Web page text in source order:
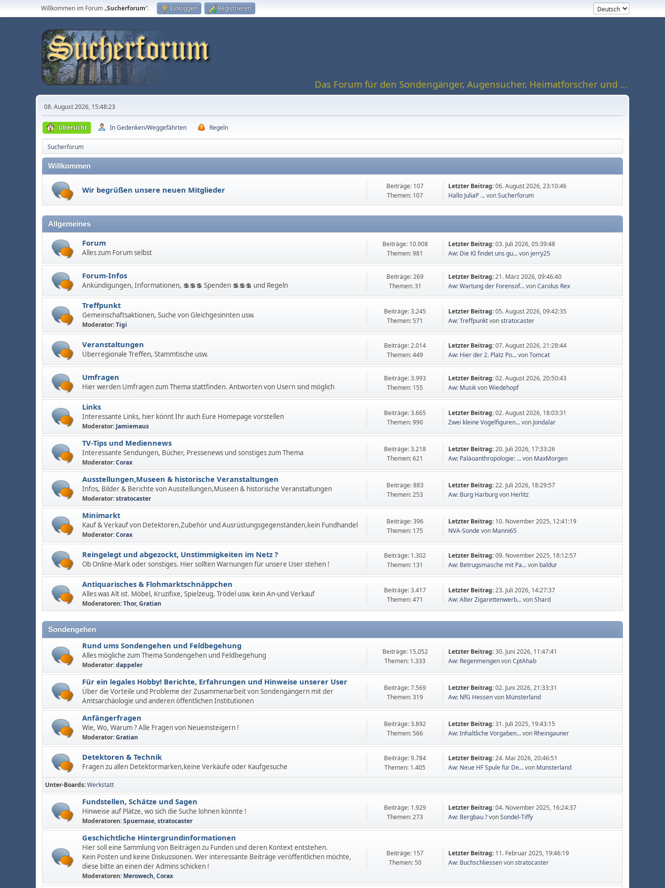
Willkommen im Forum „Sucherforum“. Einloggen Registrieren
Das Forum für den Sondengänger, Augensucher, Heimatforscher und ...
08. August 2026, 15:48:23
Übersicht In Gedenken/Weggefährten Regeln
Sucherforum
Willkommen
Wir begrüßen unsere neuen Mitglieder
Beiträge: 107
Themen: 107
Letzter Beitrag:06. August 2026, 23:10:46
Hallo JuliaP ...vonSucherforum
Allgemeines
Forum
Alles zum Forum selbst
Beiträge: 10.908
Themen: 981
Letzter Beitrag:03. Juli 2026, 05:39:48
Aw: Die KI findet uns gu...von jerry25
Forum-Infos
Ankündigungen, Informationen, 💲💲💲 Spenden 💲💲💲 und Regeln
Beiträge: 269
Themen: 31
Letzter Beitrag:21. März 2026, 09:46:40
Aw: Wartung der Forensof...vonCarolus Rex
Treffpunkt
Gemeinschaftsaktionen, Suche von Gleichgesinnten usw.
Moderator:Tigi
Beiträge: 3.245
Themen: 571
Letzter Beitrag:05. August 2026, 09:42:35
Aw: Treffpunktvonstratocaster
Veranstaltungen
Überregionale Treffen, Stammtische usw.
Beiträge: 2.014
Themen: 449
Letzter Beitrag:07. August 2026, 21:28:44
Aw: Hier der 2. Platz Po...vonTomcat
Umfragen
Hier werden Umfragen zum Thema stattfinden. Antworten von Usern sind möglich
Beiträge: 3.993
Themen: 155
Letzter Beitrag:02. August 2026, 20:50:43
Aw: MusikvonWiedehopf
Links
Interessante Links, hier könnt Ihr auch Eure Homepage vorstellen
Moderator: Jamiemaus
Beiträge: 3.665
Themen: 990
Letzter Beitrag:02. August 2026, 18:03:31
Zwei kleine Vogelfiguren...von Jondalar
TV-Tips und Mediennews
Interessante Sendungen, Bücher, Pressenews und sonstiges zum Thema
Moderator:Corax
Beiträge: 3.218
Themen: 621
Letzter Beitrag:20. Juli 2026, 17:33:26
Aw: Paläoanthropologie: ...von MaxMorgen
Ausstellungen,Museen & historische Veranstaltungen
Infos, Bilder & Berichte von Ausstellungen,Museen & historische Veranstaltungen
Moderator:stratocaster
Beiträge: 883
Themen: 253
Letzter Beitrag:22. Juli 2026, 18:29:57
Aw: Burg Harburgvon Herlitz
Minimarkt
Kauf & Verkauf von Detektoren,Zubehör und Ausrüstungsgegenständen,kein Fundhandel
Moderator:Corax
Beiträge: 396
Themen: 175
Letzter Beitrag: 10. November 2025, 12:41:19
NVA-Sondevon Manni65
Reingelegt und abgezockt, Unstimmigkeiten im Netz ?
Ob Online-Mark oder sonstiges. Hier sollten Warnungen für unsere User stehen !
Beiträge: 1.302
Themen: 131
Letzter Beitrag:09. November 2025, 18:12:57
Aw: Betrugsmasche mit Pa...von baldur
Antiquarisches & Flohmarktschnäppchen
Alles was Alt ist. Möbel, Kruzifixe, Spielzeug, Trödel usw. kein An-und Verkauf
Moderatoren:Thor,Gratian
Beiträge: 3.417
Themen: 471
Letzter Beitrag:23. Juli 2026, 14:27:37
Aw: Alter Zigarettenwerb...vonShard
Sondengehen
Rund ums Sondengehen und Feldbegehung
Alles mögliche zum Thema Sondengehen und Feldbegehung
Moderator:dappeler
Beiträge: 15.052
Themen: 1.333
Letzter Beitrag:30. Juni 2026, 11:47:41
Aw: RegenmengenvonCptAhab
Für ein legales Hobby! Berichte, Erfahrungen und Hinweise unserer User
Über die Vorteile und Probleme der Zusammenarbeit von Sondengängern mit der
Amtsarchäologie und anderen öffentlichen Institutionen
Beiträge: 7.569
Themen: 319
Letzter Beitrag:02. Juni 2026, 21:33:31
Aw: NfG Hessenvon Münsterland
Anfängerfragen
Wie, Wo, Warum ? Alle Fragen von Neueinsteigern !
Moderator:Gratian
Beiträge: 3.892
Themen: 566
Letzter Beitrag:31. Juli 2025, 19:43:15
Aw: Inhaltliche Vorgaben...von Rheingauner
Detektoren & Technik
Fragen zu allen Detektormarken,keine Verkäufe oder Kaufgesuche
Beiträge: 9.784
Themen: 1.405
Letzter Beitrag:24. Mai 2026, 20:46:51
Aw: Neue HF Spule für De...von Münsterland
Unter-Boards Werkstatt
Fundstellen, Schätze und Sagen
Hinweise auf Plätze, wo sich die Suche lohnen könnte !
Moderatoren:Spuernase,stratocaster
Beiträge: 1.929
Themen: 273
Letzter Beitrag:04. November 2025, 16:24:37
Aw: Bergbau ?vonSondel-Tiffy
Geschichtliche Hintergrundinformationen
Hier soll eine Sammlung von Beiträgen zu Funden und deren Kontext entstehen.
Kein Posten und keine Diskussionen. Wer interessante Beiträge veröffentlichen möchte,
diese bitte an einen der Admins schicken !
Moderatoren: Merowech,Corax
Beiträge: 157
Themen: 50
Letzter Beitrag: 11. Februar 2025, 19:46:19
Aw: Buchschliessenvonstratocaster